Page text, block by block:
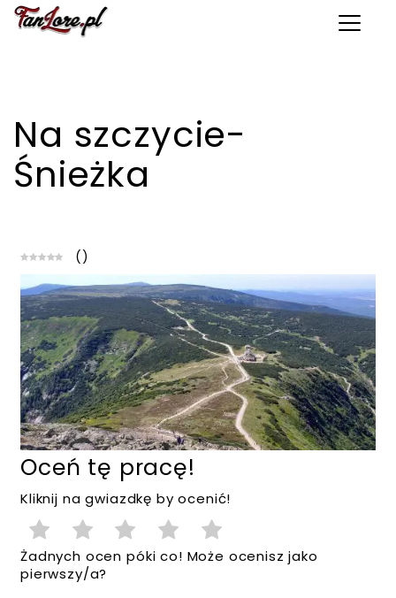
Toggle
Na szczycie-
Śnieżka
()
Oceń tę pracę!
Kliknij na gwiazdkę by ocenić!
Żadnych ocen póki co! Może ocenisz jako
pierwszy/a?